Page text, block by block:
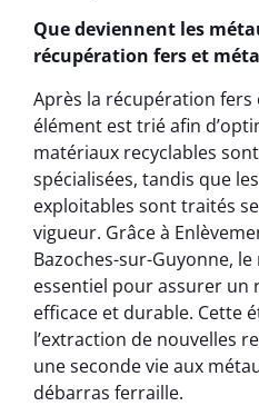
Que deviennent les
récupération fers et
Après la récupération fers
élément est trié afin
matériaux recyclables
spécialisées, tandis que
exploitables sont traités
vigueur. Grâce à
Bazoches-sur-Guyonne,
essentiel pour assurer un
efficace et durable. Cette
l’extraction de nouvelles
une seconde vie aux
débarras ferraille.